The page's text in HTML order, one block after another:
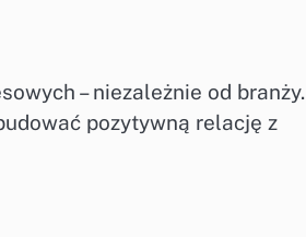
– niezależnie od branży.
pozytywną relację z